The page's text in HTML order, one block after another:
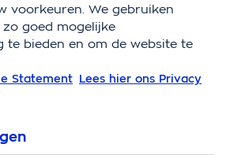
Dekking Eigen risico
en
je huis en alles wat vastzit. Denk
voorkeuren. We gebruiken
goed mogelijke
te bieden en om de website te
Statement Lees hier ons Privacy